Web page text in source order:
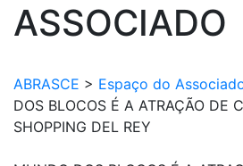
ASSOCIADO
ABRASCE > Espaço do
DOS BLOCOS É A ATRAÇÃO DE
SHOPPING DEL REY